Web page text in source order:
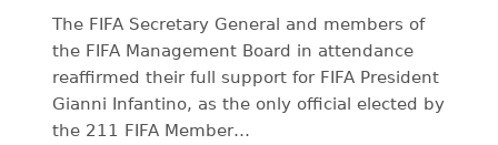
The FIFA Secretary General and members of
the FIFA Management Board in attendance
reaffirmed their full support for FIFA President
Gianni Infantino, as the only official elected by
the 211 FIFA Member…